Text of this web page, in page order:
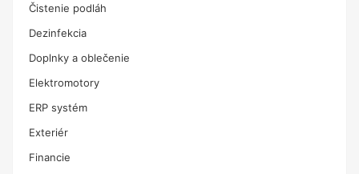
Čistenie podláh
Dezinfekcia
Doplnky a oblečenie
Elektromotory
ERP systém
Exteriér
Financie